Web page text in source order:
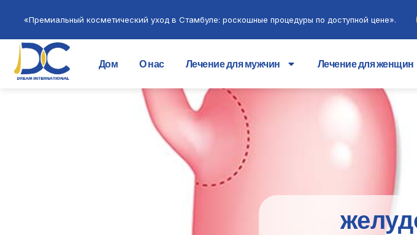
«Премиальный косметический уход в Стамбуле: роскошные процедуры по доступной цене».
Дом О нас Лечение для мужчин Лечение для женщин